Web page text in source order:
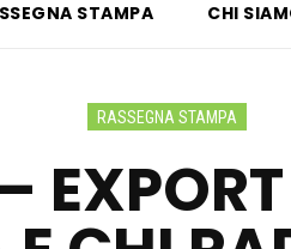
STAMPA CHI
RASSEGNA STAMPA